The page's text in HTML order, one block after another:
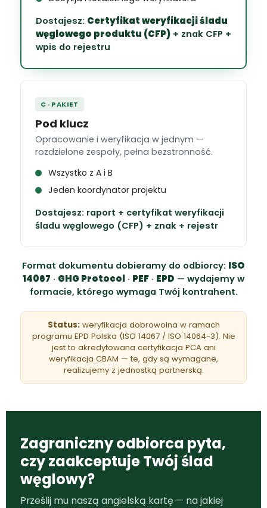
Dostajesz: Certyfikat weryfikacji śladu
węglowego produktu (CFP) + znak CFP +
wpis do rejestru
C · PAKIET
Pod klucz
Opracowanie i weryfikacja w jednym —
rozdzielone zespoły, pełna bezstronność.
Wszystko z A i B
Jeden koordynator projektu
Dostajesz: raport + certyfikat weryfikacji
śladu węglowego (CFP) + znak + rejestr
Format dokumentu dobieramy do odbiorcy: ISO
14067 · GHG Protocol · PEF · EPD — wydajemy w
formacie, którego wymaga Twój kontrahent.
Status:weryfikacja dobrowolna w ramach
programu EPD Polska (ISO 14067 / ISO 14064-3). Nie
jest to akredytowana certyfikacja PCA ani
weryfikacja CBAM — te, gdy są wymagane,
realizujemy z jednostką partnerską.
Zagraniczny odbiorca pyta,
czy zaakceptuje Twój ślad
węglowy?
Prześlij mu naszą angielską kartę — na jakiej